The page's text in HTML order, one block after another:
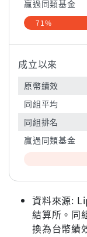
贏過同類基金
71%
成立以來
原幣績效
同組平均
同組排名
贏過同類基金
資料來源:
結算所。同
換為台幣績